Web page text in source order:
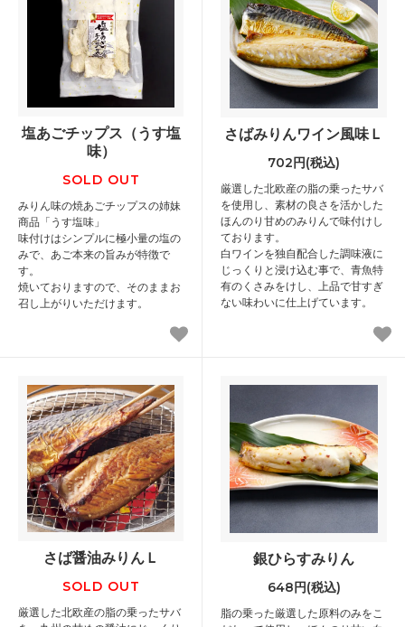
塩あごチップス（うす塩
味）
SOLD OUT
みりん味の焼あごチップスの姉妹
商品「うす塩味」
味付けはシンプルに極小量の塩の
みで、あご本来の旨みが特徴で
す。
焼いておりますので、そのままお
召し上がりいただけます。
さばみりんワイン風味Ｌ
702円(税込)
厳選した北欧産の脂の乗ったサバ
を使用し、素材の良さを活かした
ほんのり甘めのみりんで味付けし
ております。
白ワインを独自配合した調味液に
じっくりと浸け込む事で、青魚特
有のくさみをけし、上品で甘すぎ
ない味わいに仕上げています。
さば醤油みりんＬ
SOLD OUT
厳選した北欧産の脂の乗ったサバ
銀ひらすみりん
648円(税込)
脂の乗った厳選した原料のみをこ